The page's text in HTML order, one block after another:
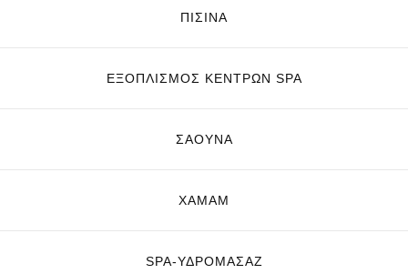
ΠΙΣΙΝΑ
ΕΞΟΠΛΙΣΜΌΣ ΚΈΝΤΡΩΝ SPA
ΣΑΟΥΝΑ
ΧΑΜΑΜ
SPA-ΥΔΡΟΜΑΣΆΖ